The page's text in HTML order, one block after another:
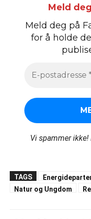
Meld
Meld deg på
for å holde
Vi spammer ikke!
TAGS
Natur og Ungdom